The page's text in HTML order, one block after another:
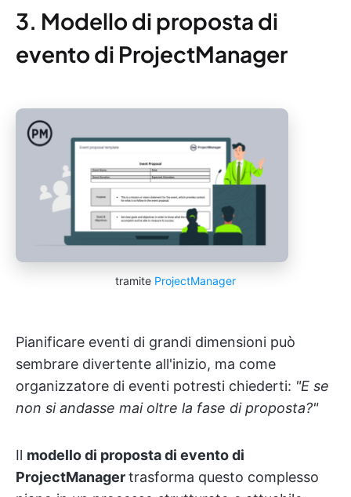
3. Modello di proposta di
evento di ProjectManager
tramite ProjectManager
Pianificare eventi di grandi dimensioni può
sembrare divertente all'inizio, ma come
organizzatore di eventi potresti chiederti: "E se
non si andasse mai oltre la fase di proposta?"
Il modello di proposta di evento di
ProjectManagertrasforma questo complesso